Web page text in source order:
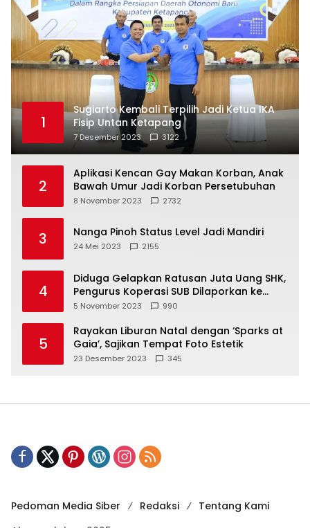
1
Sugiarto Kembali Terpilih Jadi Ketua IKA
Fisip Untan Ketapang
7 Desember 2023 3122
2
Aplikasi Kencan Gay Makan Korban, Anak
Bawah Umur Jadi Korban Persetubuhan
8 November 2023 2732
3 Nanga Pinoh Status Level Jadi Mandiri
24 Mei 2023 2155
4
Diduga Gelapkan Ratusan Juta Uang SHK,
Pengurus Koperasi SUB Dilaporkan ke
Polisi
5 November 2023 990
5
Rayakan Liburan Natal dengan ‘Sparks at
Gaia’, Sajikan Tempat Foto Estetik
23 Desember 2023 345
Pedoman Media Siber Redaksi
Tentang Kami